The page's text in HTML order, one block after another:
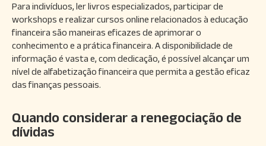
Para indivíduos, ler livros especializados, participar de
workshops e realizar cursos online relacionados à educação
financeira são maneiras eficazes de aprimorar o
conhecimento e a prática financeira. A disponibilidade de
informação é vasta e, com dedicação, é possível alcançar um
nível de alfabetização financeira que permita a gestão eficaz
das finanças pessoais.
Quando considerar a renegociação de
dívidas